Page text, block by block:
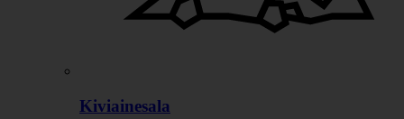
Kiviainesala